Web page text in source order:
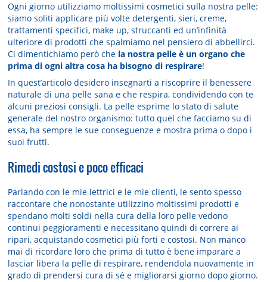
Ogni giorno utilizziamo moltissimi cosmetici sulla nostra pelle:
siamo soliti applicare più volte detergenti, sieri, creme,
trattamenti specifici, make up, struccanti ed un’infinità
ulteriore di prodotti che spalmiamo nel pensiero di abbellirci.
Ci dimentichiamo però che la nostra pelle è un organo che
prima di ogni altra cosa ha bisogno di respirare!
In quest’articolo desidero insegnarti a riscoprire il benessere
naturale di una pelle sana e che respira, condividendo con te
alcuni preziosi consigli. La pelle esprime lo stato di salute
generale del nostro organismo: tutto quel che facciamo su di
essa, ha sempre le sue conseguenze e mostra prima o dopo i
suoi frutti.
Rimedi costosi e poco efficaci
Parlando con le mie lettrici e le mie clienti, le sento spesso
raccontare che nonostante utilizzino moltissimi prodotti e
spendano molti soldi nella cura della loro pelle vedono
continui peggioramenti e necessitano quindi di correre ai
ripari, acquistando cosmetici più forti e costosi. Non manco
mai di ricordare loro che prima di tutto è bene imparare a
lasciar libera la pelle di respirare, rendendola nuovamente in
grado di prendersi cura di sé e migliorarsi giorno dopo giorno.